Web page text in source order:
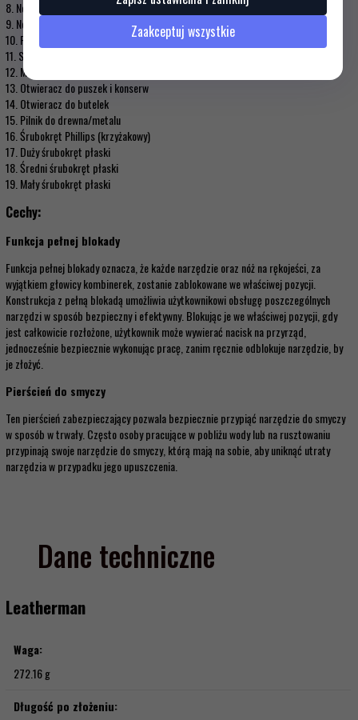
8. Nóż 420HC
9. Nóż z ostrzem ząbkowanym 420HC
10. Piła
11. Szydło/rozwiertak z oczkiem
12. Miarka 22 cm
13. Otwieracz do puszek i konserw
14. Otwieracz do butelek
15. Pilnik do drewna/metalu
16. Śrubokręt Phillips (krzyżakowy)
17. Duży śrubokręt płaski
18. Średni śrubokręt płaski
19. Mały śrubokręt płaski
Cechy:
Funkcja pełnej blokady
Funkcja pełnej blokady oznacza, że każde narzędzie oraz nóż na rękojeści, za
wyjątkiem głowicy kombinerek, zostanie zablokowane we właściwej pozycji.
Konstrukcja z pełną blokadą umożliwia użytkownikowi obsługę poszczególnych
narzędzi w sposób bezpieczny i efektywny. Blokując je we właściwej pozycji, gdy
jest całkowicie rozłożone, użytkownik może wywierać nacisk na przyrząd,
jednocześnie bezpiecznie wykonując pracę, zanim ręcznie odblokuje narzędzie, by
je złożyć.
Pierścień do smyczy
Ten pierścień zabezpieczający pozwala bezpiecznie przypiąć narzędzie do smyczy
w sposób w trwały. Często osoby pracujące w pobliżu wody lub na rusztowaniu
przypinają swoje narzędzie do smyczy, którą mają na sobie, aby uniknąć utraty
narzędzia w przypadku jego upuszczenia.
Dane techniczne
Leatherman
Waga:
272.16 g
Długość po złożeniu:
Zaakceptuj wszystkie